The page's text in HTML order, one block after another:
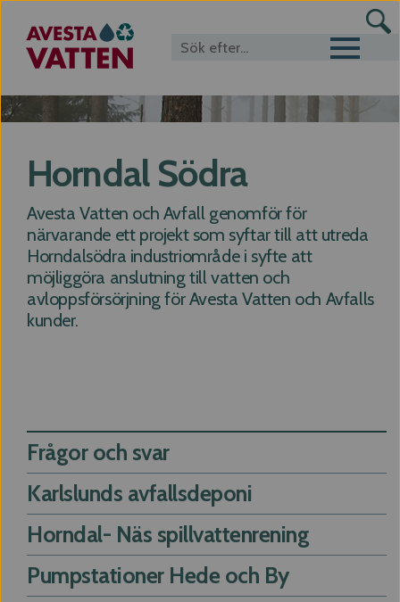
Toggle
Horndal Södra
Avesta Vatten och Avfall genomför för
närvarande ett projekt som syftar till att utreda
Horndalsödra industriområde i syfte att
möjliggöra anslutning till vatten och
avloppsförsörjning för Avesta Vatten och Avfalls
kunder.
Frågor och svar
Karlslunds avfallsdeponi
Horndal- Näs spillvattenrening
Pumpstationer Hede och By